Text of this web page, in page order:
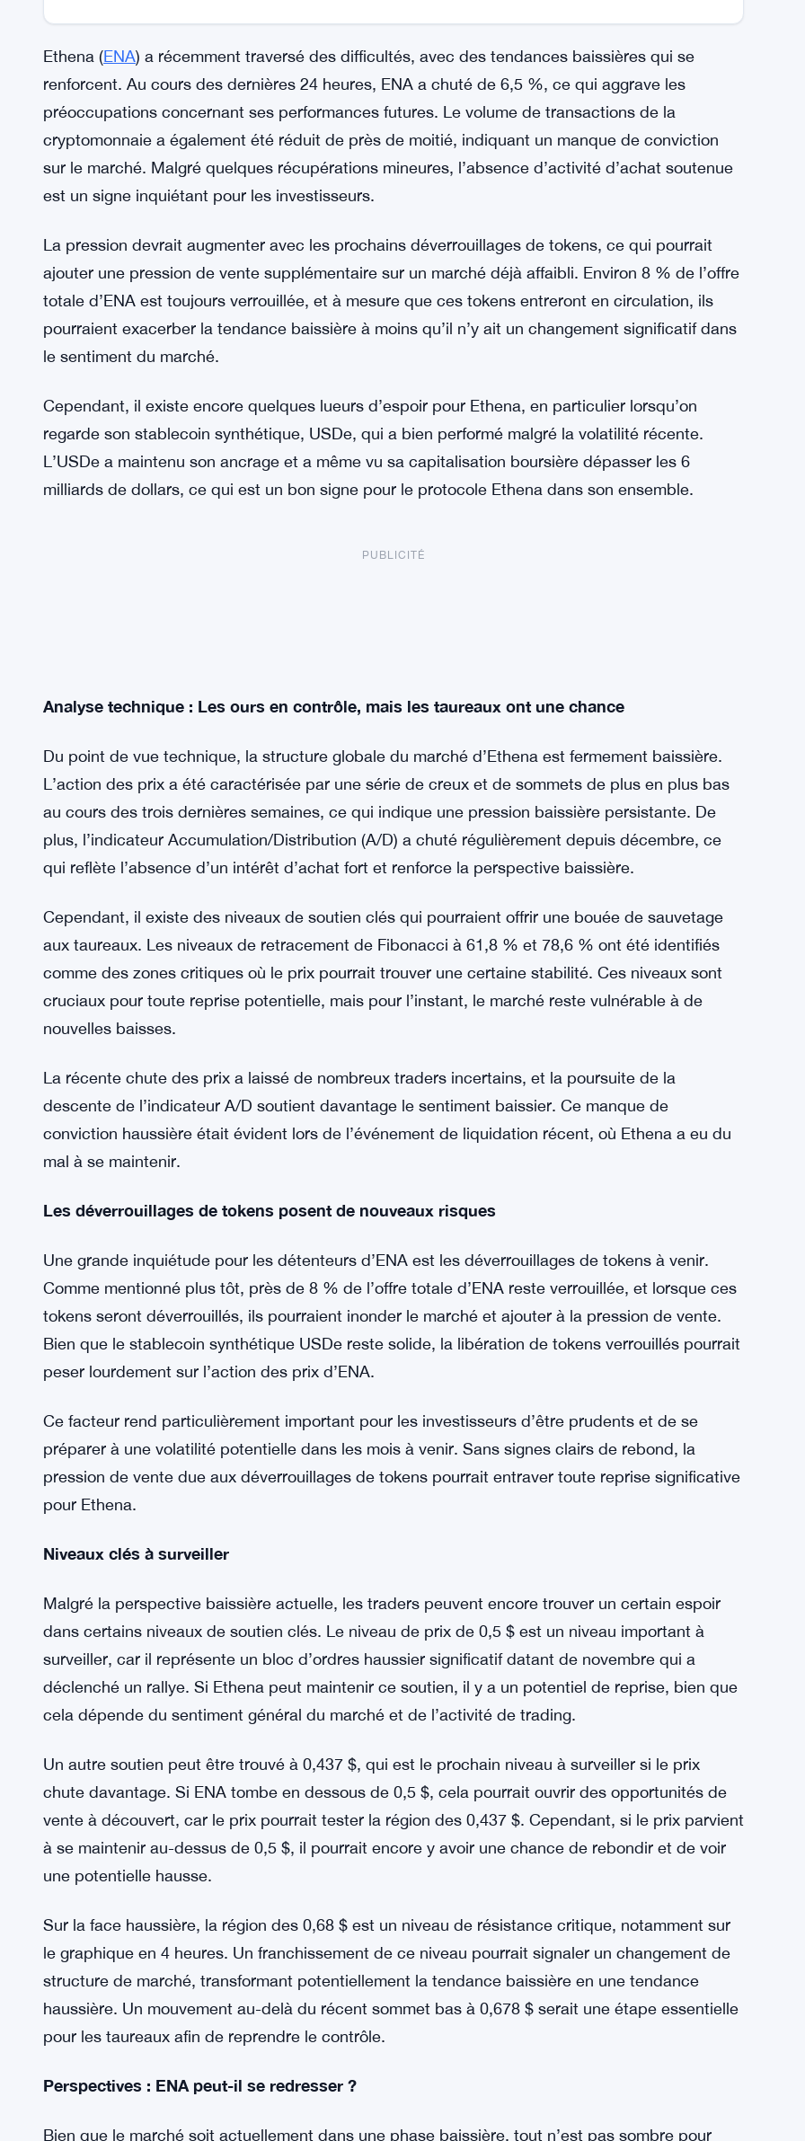
Ethena (ENA) a récemment traversé des difficultés, avec des tendances baissières qui se
renforcent. Au cours des dernières 24 heures, ENA a chuté de 6,5 %, ce qui aggrave les
préoccupations concernant ses performances futures. Le volume de transactions de la
cryptomonnaie a également été réduit de près de moitié, indiquant un manque de conviction
sur le marché. Malgré quelques récupérations mineures, l’absence d’activité d’achat soutenue
est un signe inquiétant pour les investisseurs.
La pression devrait augmenter avec les prochains déverrouillages de tokens, ce qui pourrait
ajouter une pression de vente supplémentaire sur un marché déjà affaibli. Environ 8 % de l’offre
totale d’ENA est toujours verrouillée, et à mesure que ces tokens entreront en circulation, ils
pourraient exacerber la tendance baissière à moins qu’il n’y ait un changement significatif dans
le sentiment du marché.
Cependant, il existe encore quelques lueurs d’espoir pour Ethena, en particulier lorsqu’on
regarde son stablecoin synthétique, USDe, qui a bien performé malgré la volatilité récente.
L’USDe a maintenu son ancrage et a même vu sa capitalisation boursière dépasser les 6
milliards de dollars, ce qui est un bon signe pour le protocole Ethena dans son ensemble.
PUBLICITÉ
Du point de vue technique, la structure globale du marché d’Ethena est fermement baissière.
L’action des prix a été caractérisée par une série de creux et de sommets de plus en plus bas
au cours des trois dernières semaines, ce qui indique une pression baissière persistante. De
plus, l’indicateur Accumulation/Distribution (A/D) a chuté régulièrement depuis décembre, ce
Cependant, il existe des niveaux de soutien clés qui pourraient offrir une bouée de sauvetage
aux taureaux. Les niveaux de retracement de Fibonacci à 61,8 % et 78,6 % ont été identifiés
comme des zones critiques où le prix pourrait trouver une certaine stabilité. Ces niveaux sont
nouvelles baisses.
La récente chute des prix a laissé de nombreux traders incertains, et la poursuite de la
descente de l’indicateur A/D soutient davantage le sentiment baissier. Ce manque de
conviction haussière était évident lors de l’événement de liquidation récent, où Ethena a eu du
mal à se maintenir.
Une grande inquiétude pour les détenteurs d’ENA est les déverrouillages de tokens à venir.
Comme mentionné plus tôt, près de 8 % de l’offre totale d’ENA reste verrouillée, et lorsque ces
tokens seront déverrouillés, ils pourraient inonder le marché et ajouter à la pression de vente.
peser lourdement sur l’action des prix d’ENA.
Ce facteur rend particulièrement important pour les investisseurs d’être prudents et de se
préparer à une volatilité potentielle dans les mois à venir. Sans signes clairs de rebond, la
pression de vente due aux déverrouillages de tokens pourrait entraver toute reprise significative
pour Ethena.
Malgré la perspective baissière actuelle, les traders peuvent encore trouver un certain espoir
dans certains niveaux de soutien clés. Le niveau de prix de 0,5 $ est un niveau important à
surveiller, car il représente un bloc d’ordres haussier significatif datant de novembre qui a
déclenché un rallye. Si Ethena peut maintenir ce soutien, il y a un potentiel de reprise, bien que
Un autre soutien peut être trouvé à 0,437 $, qui est le prochain niveau à surveiller si le prix
chute davantage. Si ENA tombe en dessous de 0,5 $, cela pourrait ouvrir des opportunités de
vente à découvert, car le prix pourrait tester la région des 0,437 $. Cependant, si le prix parvient
à se maintenir au-dessus de 0,5 $, il pourrait encore y avoir une chance de rebondir et de voir